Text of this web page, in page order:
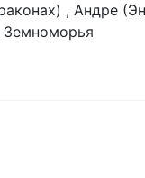
, Андре
Земноморья